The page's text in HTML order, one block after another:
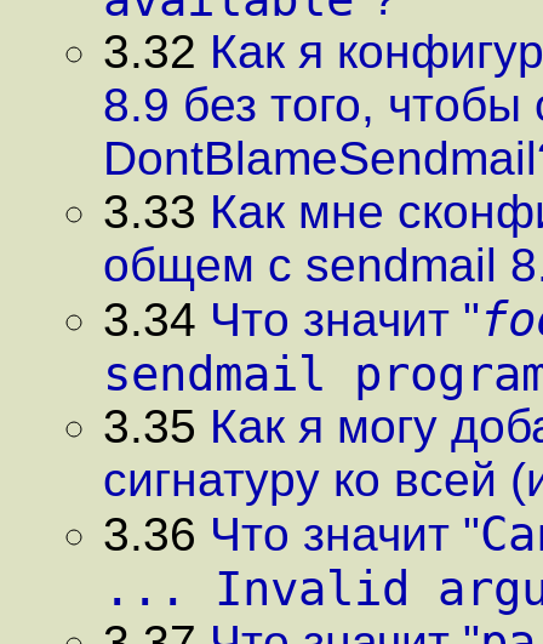
3.32 Как я
8.9 без того,
3.33 Как мне
общем с sendmail
3.34 Что значит "
sendmail
3.35 Как я могу
сигнатуру ко всей
3.36 Что значит "
... Invalid